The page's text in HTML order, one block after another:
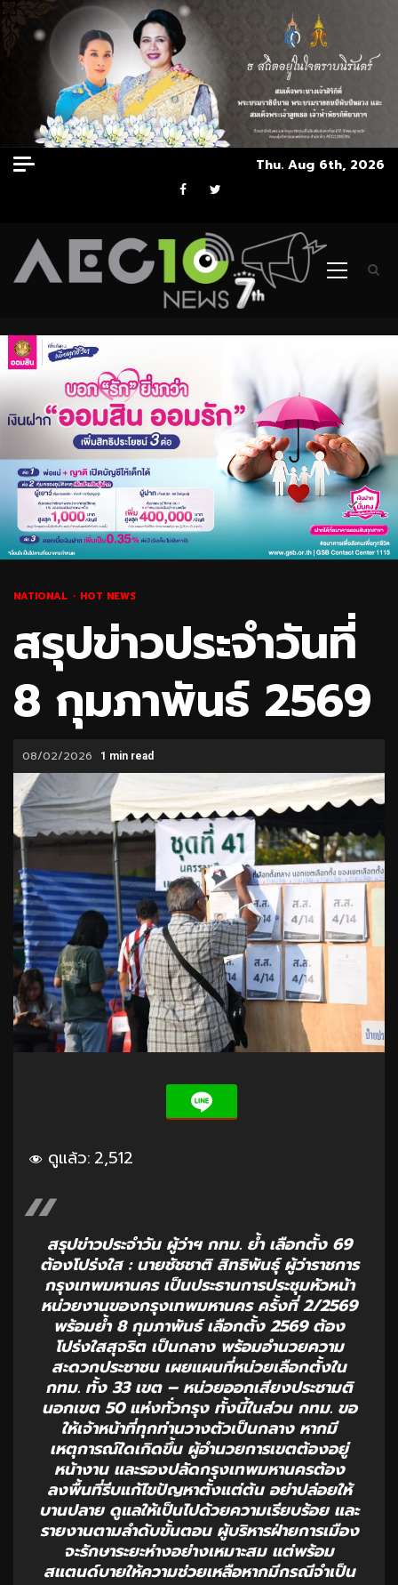
Skip
to
Thu. Aug 6th, 2026
Facebook
Twitter
Primary
NATIONAL HOT NEWS
สรุปข่าวประจำวันที่
8 กุมภาพันธ์ 2569
08/02/2026 1 min read
ดูแล้ว: 2,512
สรุปข่าวประจำวัน ผู้ว่าฯ กทม. ย้ำ เลือกตั้ง 69
ต้องโปร่งใส : นายชัชชาติ สิทธิพันธุ์ ผู้ว่าราชการ
กรุงเทพมหานคร เป็นประธานการประชุมหัวหน้า
หน่วยงานของกรุงเทพมหานคร ครั้งที่ 2/2569
พร้อมย้ำ 8 กุมภาพันธ์ เลือกตั้ง 2569 ต้อง
โปร่งใสสุจริต เป็นกลาง พร้อมอำนวยความ
สะดวกประชาชน เผยแผนที่หน่วยเลือกตั้งใน
กทม. ทั้ง 33 เขต – หน่วยออกเสียงประชามติ
นอกเขต 50 แห่งทั่วกรุง ทั้งนี้ในส่วน กทม. ขอ
ให้เจ้าหน้าที่ทุกท่านวางตัวเป็นกลาง หากมี
เหตุการณ์ใดเกิดขึ้น ผู้อำนวยการเขตต้องอยู่
หน้างาน และรองปลัดกรุงเทพมหานครต้อง
ลงพื้นที่รีบแก้ไขปัญหาตั้งแต่ต้น อย่าปล่อยให้
บานปลาย ดูแลให้เป็นไปด้วยความเรียบร้อย และ
รายงานตามลำดับขั้นตอน ผู้บริหารฝ่ายการเมือง
จะรักษาระยะห่างอย่างเหมาะสม แต่พร้อม
สแตนด์บายให้ความช่วยเหลือหากมีกรณีจำเป็น